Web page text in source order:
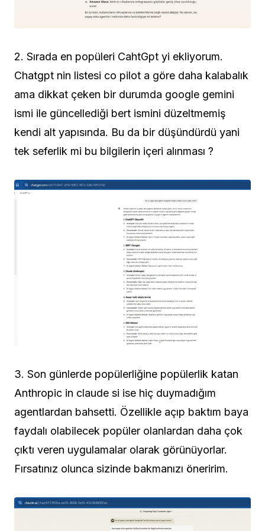
2. Sırada en popüleri CahtGpt yi ekliyorum.
Chatgpt nin listesi co pilot a göre daha kalabalık
ama dikkat çeken bir durumda google gemini
ismi ile güncellediği bert ismini düzeltmemiş
kendi alt yapısında. Bu da bir düşündürdü yani
tek seferlik mi bu bilgilerin içeri alınması ?
3. Son günlerde popülerliğine popülerlik katan
Anthropic in claude si ise hiç duymadığım
agentlardan bahsetti. Özellikle açıp baktım baya
faydalı olabilecek popüler olanlardan daha çok
çıktı veren uygulamalar olarak görünüyorlar.
Fırsatınız olunca sizinde bakmanızı öneririm.